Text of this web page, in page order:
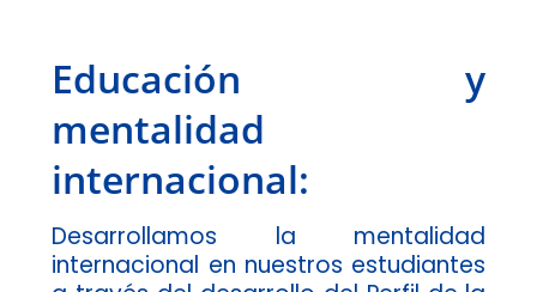
Educación y
mentalidad
internacional:
Desarrollamos la mentalidad
internacional en nuestros estudiantes